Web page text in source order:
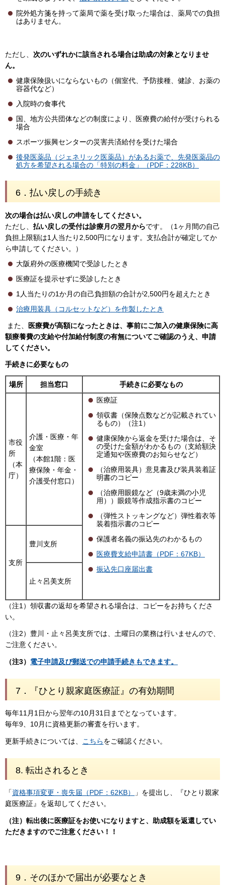
院外処方箋を持って薬局で薬を受け取った場合は、薬局での負担
はありません。
ただし、 次のいずれかに該当される場合は助成の対象となりませ
ん。
健康保険扱いにならないもの（個室代、予防接種、健診、お薬の
容器代など）
入院時の食事代
国、地方公共団体などの制度により、医療費の給付が受けられる
場合
スポーツ振興センターの災害共済給付を受けた場合
後発医薬品（ジェネリック医薬品）があるお薬で、先発医薬品の
処方を希望される場合の「特別の料金」（PDF：228KB）
6． 払い戻しの手続き
次の場合は払い戻しの申請をしてください。
ただし、 払い戻しの受付は診療月の翌月からです。（1ヶ月間の自己
負担上限額は1人当たり2,500円になります。支払合計が確定してか
ら申請してください。）
大阪府外の医療機関で受診したとき
医療証を提示せずに受診したとき
1人当たりの1か月の自己負担額の合計が2,500円を超えたとき
治療用装具（コルセットなど）を作製したとき
また、
医療費が高額になったときは、事前にご加入の健康保険に高
額療養費の支給や付加給付制度の有無についてご確認のうえ、申請
してください。
手続きに必要なもの
場所 担当窓口 手続きに必要なもの
市役
所
（本
庁）
介護・医療・年
金室
（本館1階：医
療保険・年金・
介護受付窓口）
医療証
領収書（保険点数などが記載されてい
るもの）（注1）
健康保険から返金を受けた場合は、そ
の受けた金額がわかるもの（支給額決
定通知や医療費のお知らせなど）
（治療用装具）意見書及び装具装着証
明書のコピー
（治療用眼鏡など（9歳未満の小児
用））眼鏡等作成指示書のコピー
（弾性ストッキングなど）弾性着衣等
装着指示書のコピー
保護者名義の振込先のわかるもの
医療費支給申請書（PDF：67KB）
振込先口座届出書
支所
豊川支所
止々呂美支所
（注1）領収書の返却を希望される場合は、コピーをお持ちくださ
い。
（注2）豊川・止々呂美支所では、土曜日の業務は行いませんので、
ご注意ください。
（注3） 電子申請及び郵送での申請手続きもできます。
7． 『ひとり親家庭医療証』の有効期間
毎年11月1日から翌年の10月31日までとなっています。
毎年9、10月に資格更新の審査を行います。
更新手続きについては、 こちらをご確認ください。
8. 転出されるとき
「資格事項変更・喪失届（PDF：62KB）
」を提出し、『ひとり親家
庭医療証』を返却してください。
（注）転出後に医療証をお使いになりますと、助成額を返還してい
ただきますのでご注意ください！！
9． そのほかで届出が必要なとき